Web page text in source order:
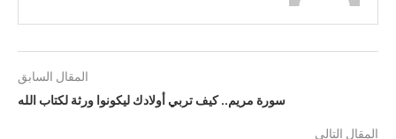
المقال السابق
سورة مريم.. كيف تربي أولادك ليكونوا ورثة لكتاب الله
المقال التالى